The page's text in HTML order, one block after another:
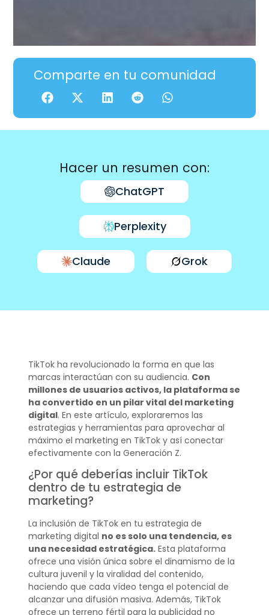
Comparte en tu comunidad
Hacer un resumen con:
ChatGPT
Perplexity
Claude Grok
TikTok ha revolucionado la forma en que las
marcas interactúan con su audiencia. Con
millones de usuarios activos, la plataforma se
ha convertido en un pilar vital del marketing
digital. En este artículo, exploraremos las
estrategias y herramientas para aprovechar al
máximo el marketing en TikTok y así conectar
efectivamente con la Generación Z.
¿Por qué deberías incluir TikTok
dentro de tu estrategia de
marketing?
La inclusión de TikTok en tu estrategia de
marketing digital no es solo una tendencia, es
una necesidad estratégica.Esta plataforma
ofrece una visión única sobre el dinamismo de la
cultura juvenil y la viralidad del contenido,
haciendo que cada vídeo tenga el potencial de
alcanzar una difusión masiva. Además, TikTok
ofrece un terreno fértil para la publicidad no